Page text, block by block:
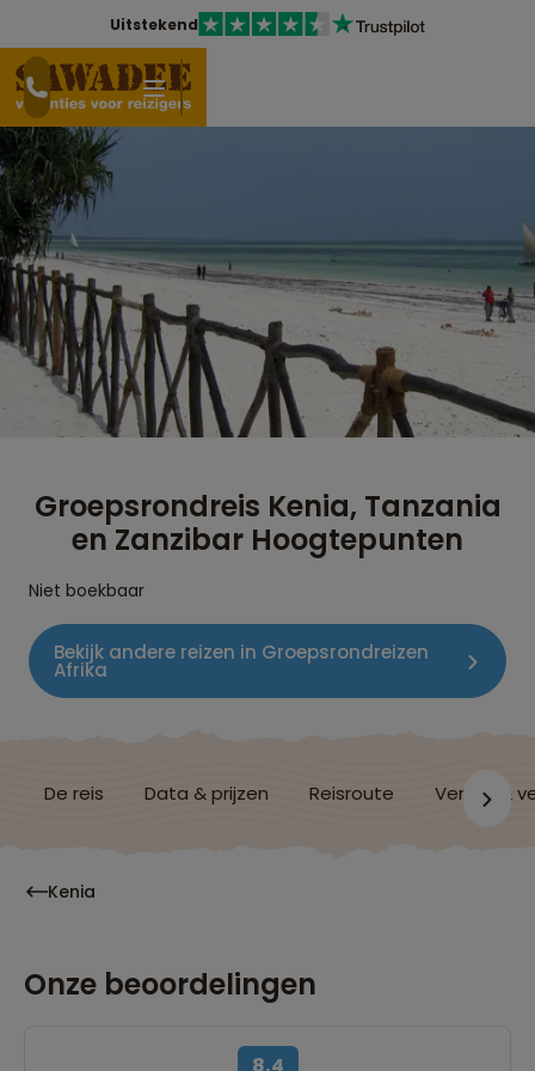
Uitstekend
Groepsrondreis Kenia, Tanzania
en Zanzibar Hoogtepunten
Niet boekbaar
Bekijk andere reizen in Groepsrondreizen
Afrika
De reis Data & prijzen Reisroute Verblijf &
Kenia
Onze beoordelingen
8,4